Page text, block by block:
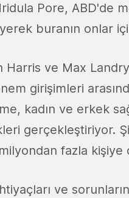
Pore, ABD'de
buranın onlar
Harris ve Max
girişimleri
kadın ve erkek
gerçekleştiriyor.
fazla kişiye
ve